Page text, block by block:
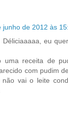
junho de 2012 às
Déliciaaaaa, eu
uma receita de
com pudim
vai o leite